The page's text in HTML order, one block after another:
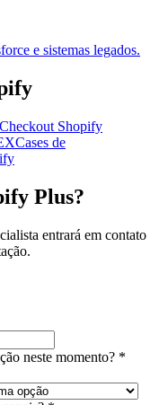
e sistemas legados.
Checkout Shopify
Cases de
Plus?
entrará em contato
neste momento? *